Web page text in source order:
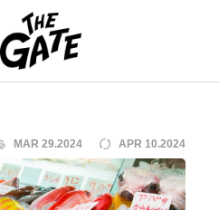
MAR 29.2024 APR 10.2024